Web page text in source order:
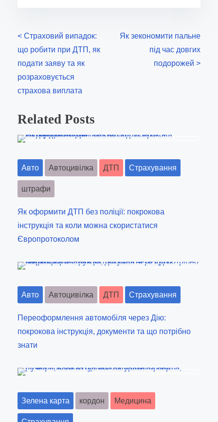
t
h
i
s
p
s
o
:
P
o
s
t
s
n
a
v
i
g
a
i
o
n
< Страховий випадок:
що робити при ДТП, як
подати заяву та як
розраховується
страхова виплата
Як зекономити пальне
під час довгих
подорожей >
Related Posts
Авто Автоцивілка ДТП Страхування
штрафи
Як оформити ДТП без поліції: покрокова
інструкція та коли можна скористатися
Європротоколом
Авто Автоцивілка ДТП Страхування
Переоформлення автомобіля через Дію:
покрокова інструкція, документи та що потрібно
знати
Зелена карта кордон Медицина